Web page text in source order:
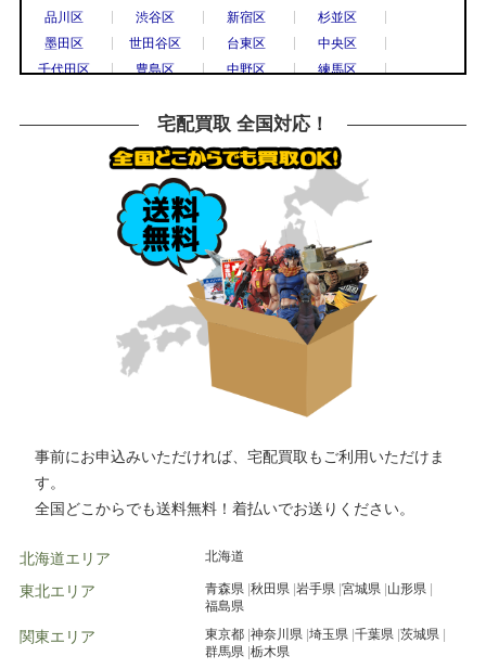
府中市
三鷹市 武蔵野市
上尾市
春日部市
久喜市 熊谷市
越谷市
秩父市
所沢市 戸田市
新座市
鎌倉市 川崎市
相模原市
横須賀市 横浜市
宇都宮市
高崎市 前橋市
古河市
水戸市
品川区
渋谷区 新宿区
杉並区
墨田区
世田谷区 台東区
中央区
千代田区
豊島区 中野区
練馬区
川崎市 川口市
越谷市
戸田市 さいたま市
所沢市
市川市 柏市
松戸市
高崎市 小山市
宅配買取 全国対応！
事前にお申込みいただければ、宅配買取もご利用いただけま
す。
全国どこからでも送料無料！着払いでお送りください。
北海道エリア 北海道
東北エリア 青森県 秋田県 岩手県 宮城県 山形県
福島県
関東エリア 東京都 神奈川県 埼玉県 千葉県 茨城県
群馬県 栃木県